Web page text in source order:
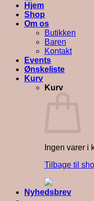
Hjem
Shop
Om os
Butikken
Baren
Kontakt
Events
Ønskeliste
Kurv
Kurv
Ingen varer i
Tilbage til
Nyhedsbrev